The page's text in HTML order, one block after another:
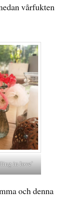
vårfukten
in love`
och denna